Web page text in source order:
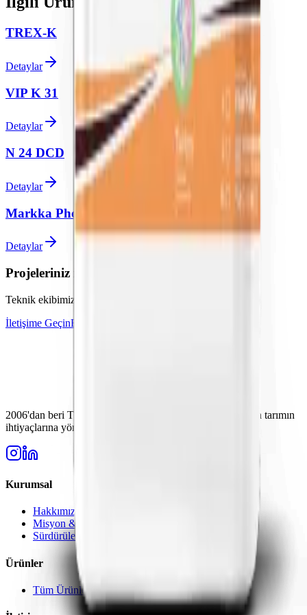
TREX-K
Detaylar
VIP K 31
Detaylar
N 24 DCD
Detaylar
Markka Phosphorus 0-20-20
Detaylar
Projeleriniz için uzman desteği alın
Teknik ekibimiz sorularınız için hazır
İletişime GeçinBayi Olun
2006'dan beri Türkiye'nin güvenilir gübre üreticisi. Modern tarımın
ihtiyaçlarına yönelik yüksek kaliteli çözümler.
Kurumsal
Hakkımızda
Misyon & Vizyon
Sürdürülebilirlik
Ürünler
Tüm Ürünler